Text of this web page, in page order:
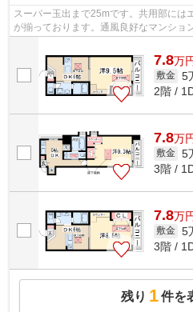
スーパー玉出まで25mです。共用部には
が揃っております。通風良好なマンショ
7.8万
敷金 5
2階 /
7.8万
敷金 5
3階 /
7.8万
敷金 5
3階 /
残り 1件を